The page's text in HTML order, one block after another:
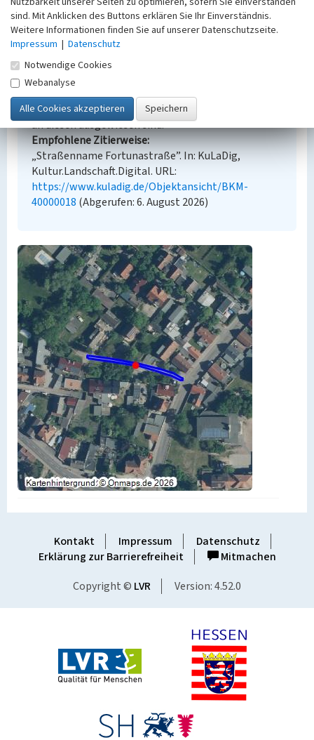
Empfohlene Zitierweise
Urheberrechtlicher Hinweis
Der hier präsentierte Inhalt steht unter der freien
Lizenz dl-by-de/2.0 (Namensnennung). Die
angezeigten Medien unterliegen möglicherweise
zusätzlichen urheberrechtlichen Bedingungen, die
an diesen ausgewiesen sind.
Empfohlene Zitierweise
„Straßenname Fortunastraße”. In: KuLaDig,
Kultur.Landschaft.Digital. URL:
https://www.kuladig.de/Objektansicht/BKM-
40000018 (Abgerufen: 6. August 2026)
Kontakt Impressum
Datenschutz
Erklärung zur Barrierefreiheit
Mitmachen
Copyright © LVR Version: 4.52.0
sind. Mit Anklicken des Buttons erklären Sie Ihr Einverständnis.
Weitere Informationen finden Sie auf unserer Datenschutzseite.
Impressum | Datenschutz
Notwendige Cookies
Webanalyse